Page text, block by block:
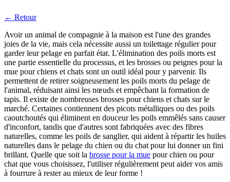
← Retour
Avoir un animal de compagnie à la maison est l'une des grandes
joies de la vie, mais cela nécessite aussi un toilettage régulier pour
garder leur pelage en parfait état. L'élimination des poils morts est
une partie essentielle du processus, et les brosses ou peignes pour la
mue pour chiens et chats sont un outil idéal pour y parvenir. Ils
permettent de retirer soigneusement les poils morts du pelage de
l'animal, réduisant ainsi les nœuds et empêchant la formation de
tapis. Il existe de nombreuses brosses pour chiens et chats sur le
marché. Certaines contiennent des picots métalliques ou des poils
caoutchoutés qui éliminent en douceur les poils emmêlés sans causer
d'inconfort, tandis que d'autres sont fabriquées avec des fibres
naturelles, comme les poils de sanglier, qui aident à répartir les huiles
naturelles dans le pelage du chien ou du chat pour lui donner un fini
brillant. Quelle que soit la brosse pour la mue pour chien ou pour
chat que vous choisissez, l'utiliser régulièrement peut aider vos amis
à fourrure à rester au mieux de leur forme !